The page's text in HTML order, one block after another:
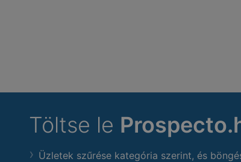
Töltse le
Üzletek szűrése kategória szerint, és